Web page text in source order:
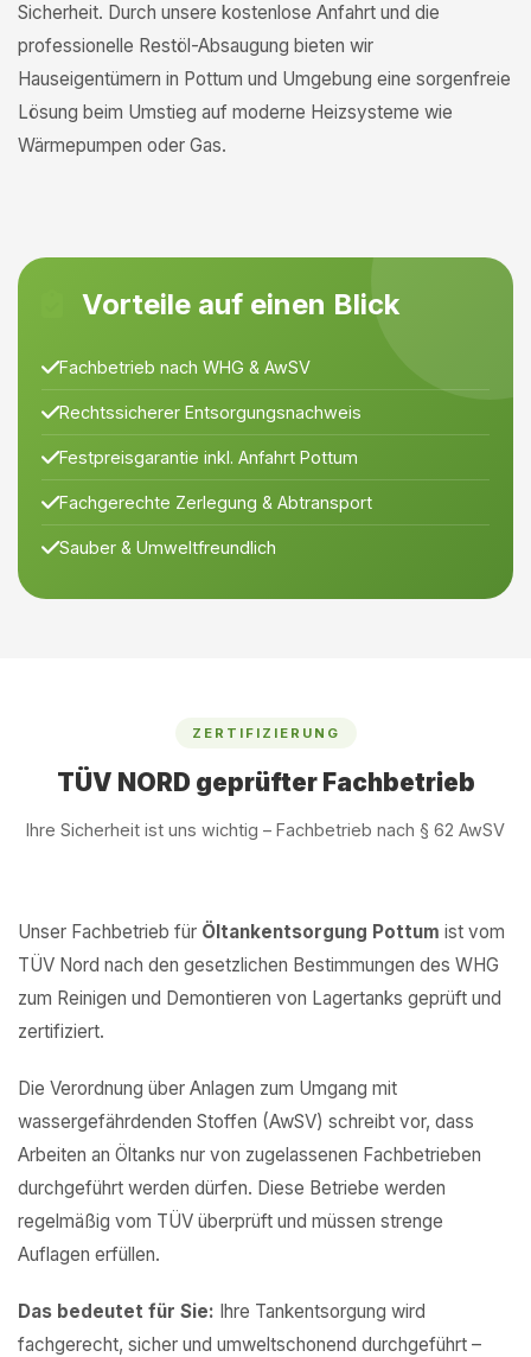
Sicherheit. Durch unsere kostenlose Anfahrt und die
professionelle Restöl-Absaugung bieten wir
Hauseigentümern in Pottum und Umgebung eine sorgenfreie
Lösung beim Umstieg auf moderne Heizsysteme wie
Wärmepumpen oder Gas.
Vorteile auf einen Blick
Fachbetrieb nach WHG & AwSV
Rechtssicherer Entsorgungsnachweis
Festpreisgarantie inkl. Anfahrt Pottum
Fachgerechte Zerlegung & Abtransport
Sauber & Umweltfreundlich
ZERTIFIZIERUNG
TÜV NORD geprüfter Fachbetrieb
Ihre Sicherheit ist uns wichtig – Fachbetrieb nach § 62 AwSV
Unser Fachbetrieb für Öltankentsorgung Pottum ist vom
TÜV Nord nach den gesetzlichen Bestimmungen des WHG
zum Reinigen und Demontieren von Lagertanks geprüft und
zertifiziert.
Die Verordnung über Anlagen zum Umgang mit
wassergefährdenden Stoffen (AwSV) schreibt vor, dass
Arbeiten an Öltanks nur von zugelassenen Fachbetrieben
durchgeführt werden dürfen. Diese Betriebe werden
regelmäßig vom TÜV überprüft und müssen strenge
Auflagen erfüllen.
Das bedeutet für Sie: Ihre Tankentsorgung wird
fachgerecht, sicher und umweltschonend durchgeführt –